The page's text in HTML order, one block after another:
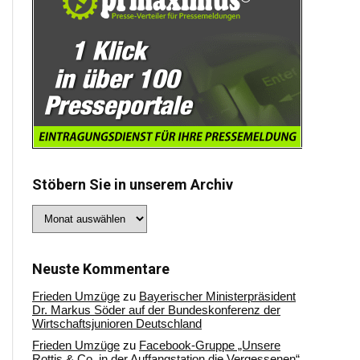
Stöbern Sie in unserem Archiv
Sie
Archiv
Neuste Kommentare
Frieden Umzüge zu Bayerischer Ministerpräsident
Dr. Markus Söder auf der Bundeskonferenz der
Wirtschaftsjunioren Deutschland
Frieden Umzüge zu Facebook-Gruppe „Unsere